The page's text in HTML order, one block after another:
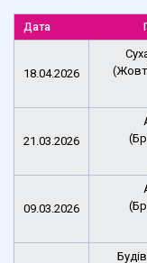
Дата
18.04.2026
21.03.2026
09.03.2026